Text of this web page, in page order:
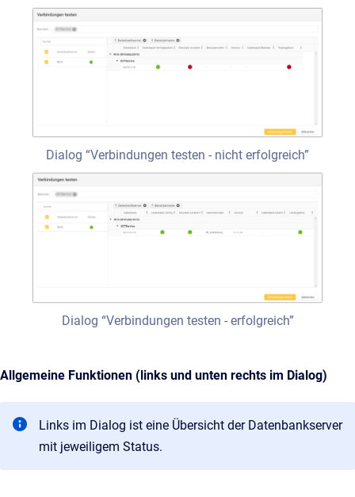
Dialog “Verbindungen testen - nicht erfolgreich”
Dialog “Verbindungen testen - erfolgreich”
Allgemeine Funktionen (links und unten rechts im Dialog)
Links im Dialog ist eine Übersicht der Datenbankserver
mit jeweiligem Status.